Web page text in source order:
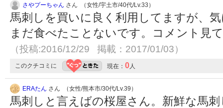
さやプーちゃん さん （女性/宇土市/40代/Lv.33）
馬刺しを買いに良く利用してますが、
まだ食べたことないです。コメント見
（投稿:2016/12/29 掲載：2017/01/03）
このクチコミに 現在： 0 人
ERAたん さん （女性/熊本市/30代/Lv.39）
馬刺しと言えばの桜屋さん。新鮮な馬